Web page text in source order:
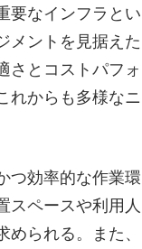
要なインフラとい
メントを見据えた
さとコストパフォ
れからも多様なニ
つ効率的な作業環
スペースや利用人
られる。また、